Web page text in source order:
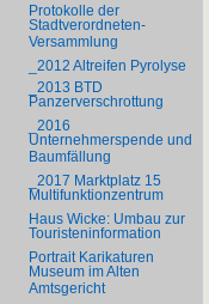
Protokolle der
Stadtverordneten-
Versammlung
_2012 Altreifen Pyrolyse
_2013 BTD
Panzerverschrottung
_2016
Unternehmerspende und
Baumfällung
_2017 Marktplatz 15
Multifunktionzentrum
Haus Wicke: Umbau zur
Touristeninformation
Portrait Karikaturen
Museum im Alten
Amtsgericht